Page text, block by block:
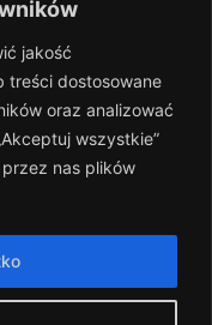
jakość
treści dostosowane
oraz analizować
wszystkie”
nas plików